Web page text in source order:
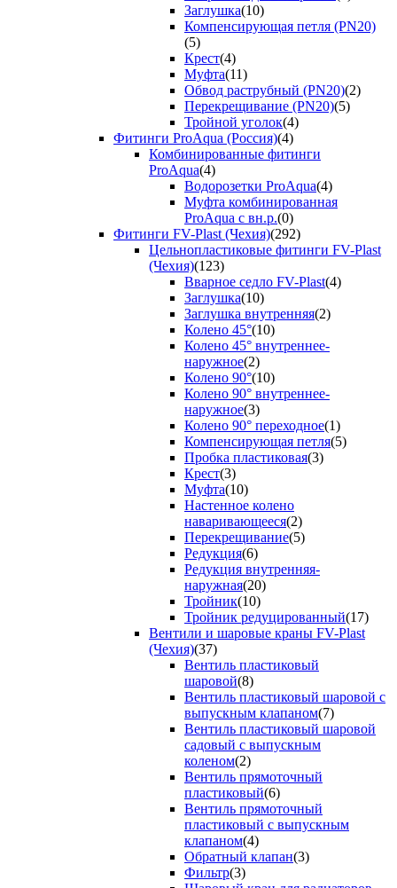
Заглушка(10)
Компенсирующая петля (PN20)
(5)
Крест(4)
Муфта(11)
Обвод раструбный (PN20)(2)
Перекрещивание (PN20)(5)
Тройной уголок(4)
Фитинги ProAqua (Россия)(4)
Комбинированные фитинги
ProAqua(4)
Водорозетки ProAqua(4)
Муфта комбинированная
ProAqua с вн.р.(0)
Фитинги FV-Plast (Чехия)(292)
Цельнопластиковые фитинги FV-Plast
(Чехия)(123)
Вварное седло FV-Plast(4)
Заглушка(10)
Заглушка внутренняя(2)
Колено 45°(10)
Колено 45° внутреннее-
наружное(2)
Колено 90°(10)
Колено 90° внутреннее-
наружное(3)
Колено 90° переходное(1)
Компенсирующая петля(5)
Пробка пластиковая(3)
Крест(3)
Муфта(10)
Настенное колено
наваривающееся(2)
Перекрещивание(5)
Редукция(6)
Редукция внутренняя-
наружная(20)
Тройник(10)
Тройник редуцированный(17)
Вентили и шаровые краны FV-Plast
(Чехия)(37)
Вентиль пластиковый
шаровой(8)
Вентиль пластиковый шаровой с
выпускным клапаном(7)
Вентиль пластиковый шаровой
садовый с выпускным
коленом(2)
Вентиль прямоточный
пластиковый(6)
Вентиль прямоточный
пластиковый с выпускным
клапаном(4)
Обратный клапан(3)
Фильтр(3)